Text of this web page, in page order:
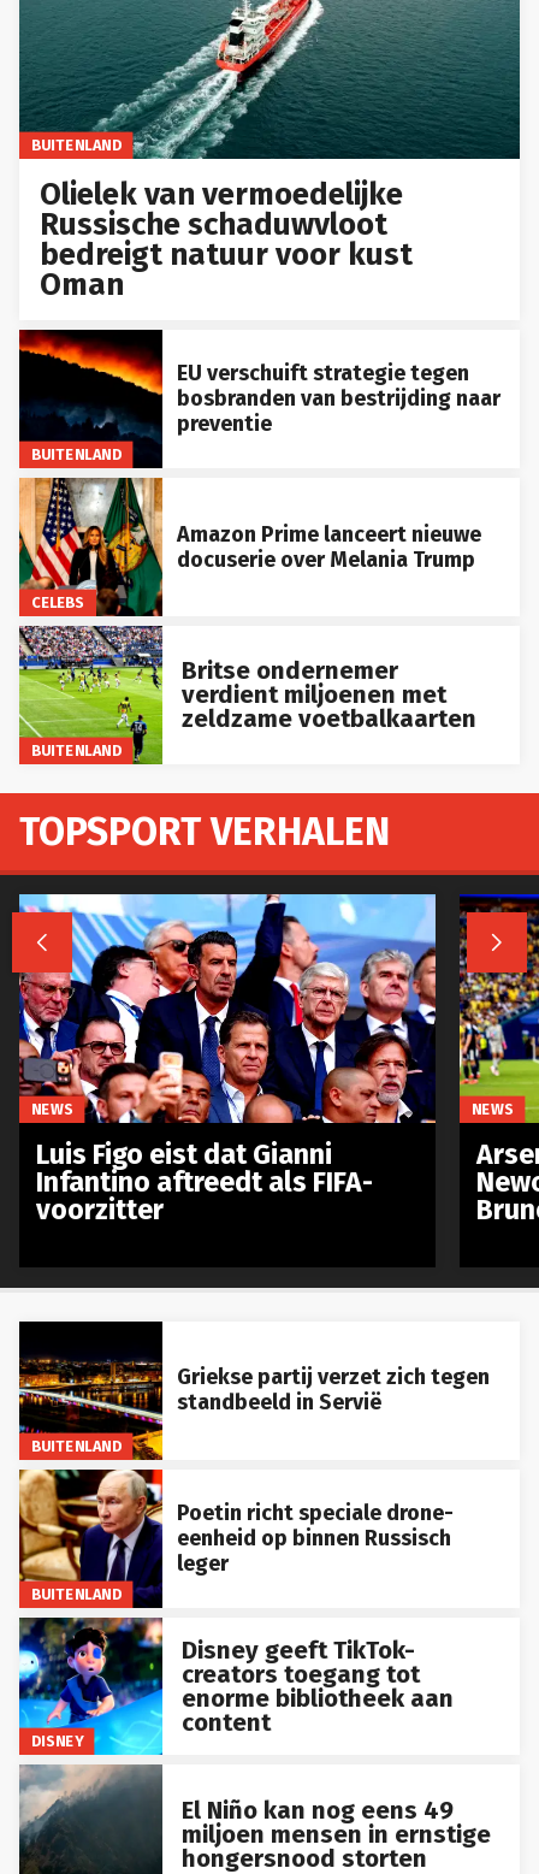
BUITENLAND
Olielek van vermoedelijke
Russische schaduwvloot
bedreigt natuur voor kust
Oman
BUITENLAND
EU verschuift strategie tegen
bosbranden van bestrijding naar
preventie
CELEBS
Amazon Prime lanceert nieuwe
docuserie over Melania Trump
BUITENLAND
Britse ondernemer
verdient miljoenen met
zeldzame voetbalkaarten
BUITENLAND
Griekse partij verzet zich tegen
standbeeld in Servië
BUITENLAND
Poetin richt speciale drone-
eenheid op binnen Russisch
leger
DISNEY
Disney geeft TikTok-
creators toegang tot
enorme bibliotheek aan
content
El Niño kan nog eens 49
miljoen mensen in ernstige
hongersnood storten
TOPSPORT VERHALEN
 
NEWS
Luis Figo eist dat Gianni
Infantino aftreedt als FIFA-
voorzitter
NEWS